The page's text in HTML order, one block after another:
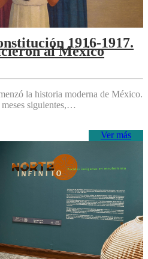
1916-1917.
al México
la historia moderna de México.
siguientes,…
Ver más